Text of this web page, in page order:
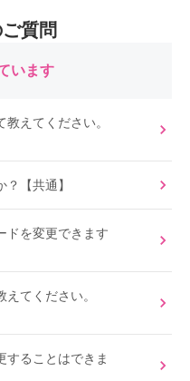
質問
います
えてください。
【共通】
ドを変更できます
てください。
することはできま